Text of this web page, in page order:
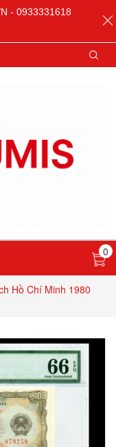
0
Hồ Chí Minh 1980
- 0933331618